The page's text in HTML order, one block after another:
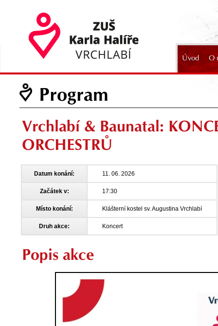
Úvod O
Program
Vrchlabí & Baunatal:
ORCHESTRŮ
Datum konání: 11. 06. 2026
Začátek v: 17:30
Místo konání: Klášterní kostel sv. Augustina Vrchlabí
Druh akce: Koncert
Popis akce